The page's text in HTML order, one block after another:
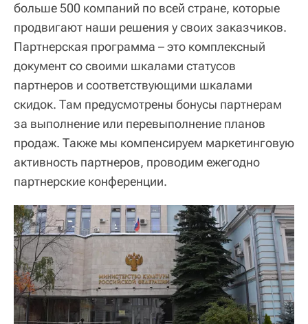
больше 500 компаний по всей стране, которые
продвигают наши решения у своих заказчиков.
Партнерская программа – это комплексный
документ со своими шкалами статусов
партнеров и соответствующими шкалами
скидок. Там предусмотрены бонусы партнерам
за выполнение или перевыполнение планов
продаж. Также мы компенсируем маркетинговую
активность партнеров, проводим ежегодно
партнерские конференции.